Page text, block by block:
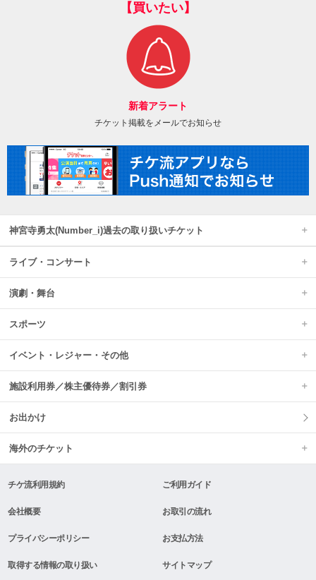
【買いたい】
新着アラート
チケット掲載をメールでお知らせ
神宮寺勇太(Number_i)過去の取り扱いチケット
ライブ・コンサート
演劇・舞台
スポーツ
イベント・レジャー・その他
施設利用券／株主優待券／割引券
お出かけ
海外のチケット
チケ流利用規約 ご利用ガイド
会社概要 お取引の流れ
プライバシーポリシー お支払方法
取得する情報の取り扱い サイトマップ